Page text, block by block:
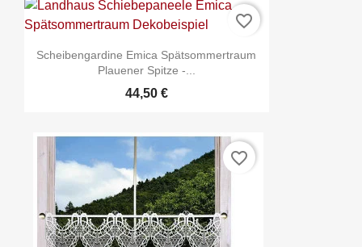
Scheibengardine Emica Spätsommertraum
Plauener Spitze -...
44,50 €
favorite_border
favorite_border